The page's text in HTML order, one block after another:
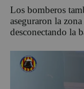
Los bomberos
aseguraron la
desconectando la